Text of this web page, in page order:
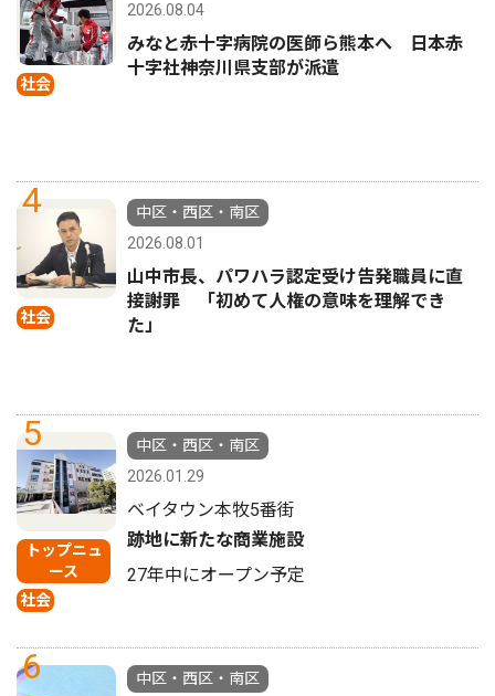
社会
2026.08.04
みなと赤十字病院の医師ら熊本へ 日本赤
十字社神奈川県支部が派遣
4
社会
中区・西区・南区
2026.08.01
山中市長、パワハラ認定受け告発職員に直
接謝罪 「初めて人権の意味を理解でき
た」
5
トップニュ
ース
社会
中区・西区・南区
2026.01.29
ベイタウン本牧5番街
跡地に新たな商業施設
27年中にオープン予定
6
中区・西区・南区